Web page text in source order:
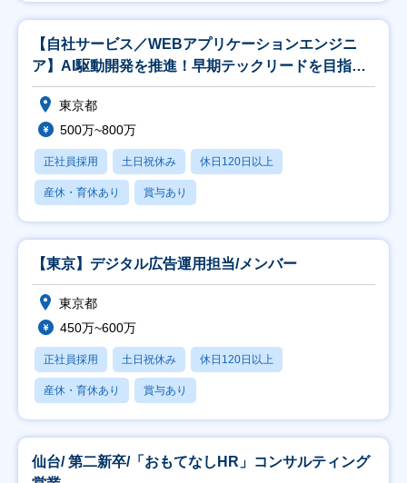
【自社サービス／WEBアプリケーションエンジニ
ア】AI駆動開発を推進！早期テックリードを目指せ
ます！
東京都
500万~800万
正社員採用 土日祝休み 休日120日以上
産休・育休あり 賞与あり
【東京】デジタル広告運用担当/メンバー
東京都
450万~600万
正社員採用 土日祝休み 休日120日以上
産休・育休あり 賞与あり
仙台/ 第二新卒/「おもてなしHR」コンサルティング